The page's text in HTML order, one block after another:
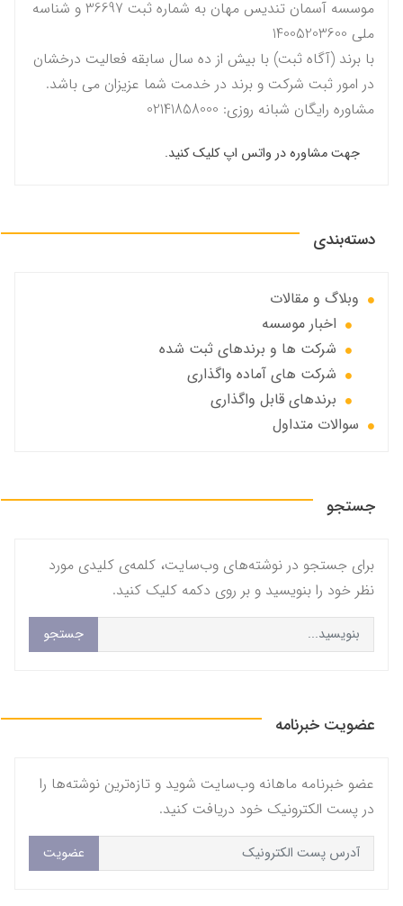
موسسه آسمان تندیس مهان به شماره ثبت 36697 و شناسه
ملی 14005203600
با برند (آگاه ثبت) با بیش از ده سال سابقه فعالیت درخشان
در امور ثبت شرکت و برند در خدمت شما عزیزان می باشد.
مشاوره رایگان شبانه روزی: 02141858000
جهت مشاوره در واتس اپ کلیک کنید.
دسته‌بندی
وبلاگ و مقالات
اخبار موسسه
شرکت ها و برندهای ثبت شده
شرکت های آماده واگذاری
برندهای قابل واگذاری
سوالات متداول
جستجو
برای جستجو در نوشته‌های وب‌سایت، کلمه‌ی کلیدی مورد
نظر خود را بنویسید و بر روی دکمه کلیک کنید.
جستجو
عضویت خبرنامه
عضو خبرنامه ماهانه وب‌سایت شوید و تازه‌ترین نوشته‌ها را
در پست الکترونیک خود دریافت کنید.
عضویت